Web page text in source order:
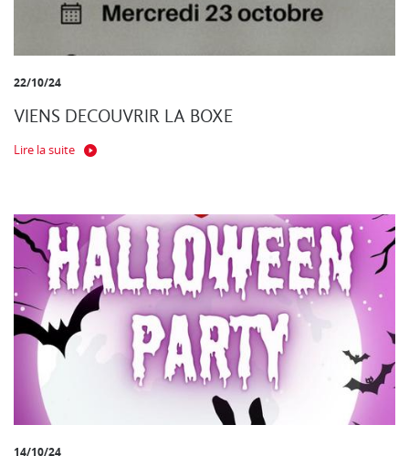
22/10/24
VIENS DECOUVRIR LA BOXE
Lire la suite
14/10/24